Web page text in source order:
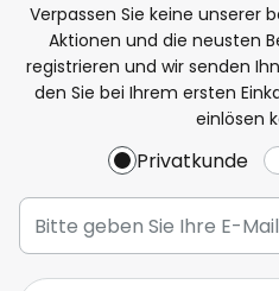
Verpassen Sie keine unserer
Aktionen und die neusten
registrieren und wir senden
den Sie bei Ihrem ersten
einlösen
Privatkunde